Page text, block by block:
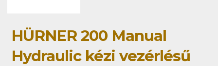
HÜRNER 200 Manual
Hydraulic kézi vezérlésű